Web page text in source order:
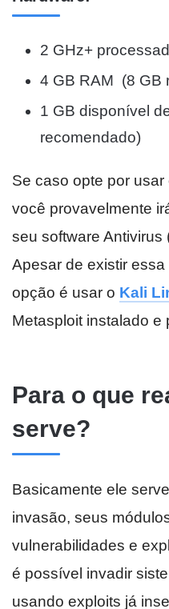
2 GHz+
4 GB RAM (8 GB
1 GB disponível
recomendado)
Se caso opte por
você provavelmente
seu software Antivirus
Apesar de existir
opção é usar o Kali
Metasploit instalado e
Para o que
serve?
Basicamente ele
invasão, seus
vulnerabilidades e
é possível invadir
usando exploits já